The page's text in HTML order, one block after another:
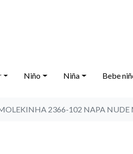
Niño Niña Bebe
2366-102 NAPA NUDE